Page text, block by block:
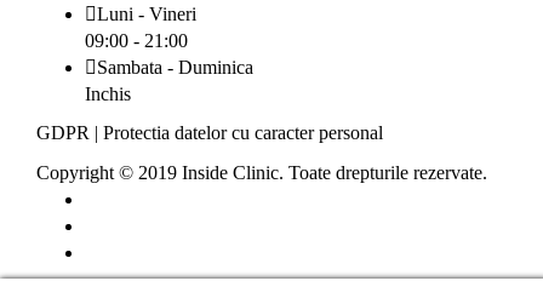
Luni - Vineri
09:00 - 21:00
Sambata - Duminica
Inchis
GDPR | Protectia datelor cu caracter personal
Copyright © 2019 Inside Clinic. Toate drepturile rezervate.